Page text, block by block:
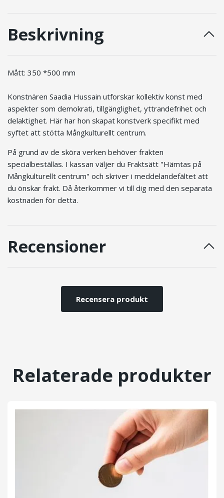
Beskrivning
Mått: 350 *500 mm
Konstnären Saadia Hussain utforskar kollektiv konst med
aspekter som demokrati, tillgänglighet, yttrandefrihet och
delaktighet. Här har hon skapat konstverk specifikt med
syftet att stötta Mångkulturellt centrum.
På grund av de sköra verken behöver frakten
specialbeställas. I kassan väljer du Fraktsätt "Hämtas på
Mångkulturellt centrum" och skriver i meddelandefältet att
du önskar frakt. Då återkommer vi till dig med den separata
kostnaden för detta.
Recensioner
Recensera produkt
Relaterade produkter